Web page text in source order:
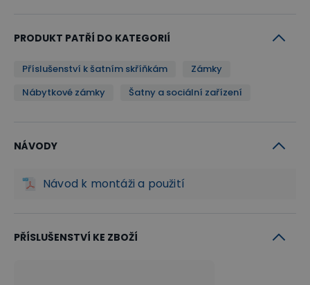
PRODUKT PATŘÍ DO KATEGORIÍ
Příslušenství k šatním skříňkám
Zámky
Nábytkové zámky
Šatny a sociální zařízení
NÁVODY
Návod k montáži a použití
PŘÍSLUŠENSTVÍ KE ZBOŽÍ